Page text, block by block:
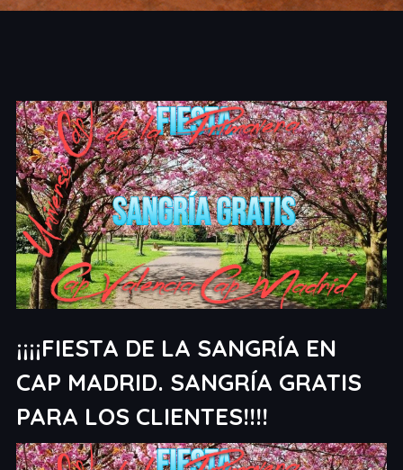
¡¡¡¡FIESTA DE LA SANGRÍA EN
CAP MADRID. SANGRÍA GRATIS
PARA LOS CLIENTES!!!!